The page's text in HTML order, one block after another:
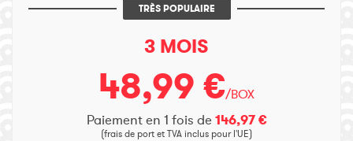
TRÈS POPULAIRE
3 MOIS
48,99 €/BOX
Paiement en 1 fois de 146,97 €
(frais de port et TVA inclus pour l'UE)